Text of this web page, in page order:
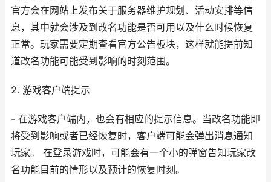
官方会在网站上发布关于服务器维护规划、活动安排等信
息，其中就会涉及到改名功能是否可用以及什么时候恢复
正常。玩家需要定期查看官方公告板块，这样就能提前知
道改名功能可能受到影响的时刻范围。
2. 游戏客户端提示
- 在游戏客户端内，也会有相应的提示信息。当改名功能即
将受到影响或者已经恢复时，客户端可能会弹出消息通知
玩家。 在登录游戏时，可能会有一个小的弹窗告知玩家改
名功能目前的情形以及预计的恢复时刻。